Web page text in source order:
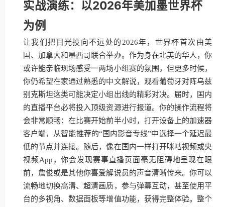
实战演练：以2026年美加墨世界杯
为例
让我们把目光投向不远处的2026年，世界杯首次由美
国、加拿大和墨西哥联合举办。作为身在北美的华人，你
或许能亲临现场感受一两场小组赛的氛围，但更多时候，
你仍希望在家通过熟悉的中文解说，观看葡萄牙对阵乌兹
别克斯坦这类可能决定小组出线的精彩对决。届时，国内
的直播平台必将投入顶级资源进行报道。你的操作流程将
会非常顺畅：在比赛开始前半小时，打开设备上的加速器
客户端，从智能推荐的“国内影音专线”中选择一个延迟最
低的节点并连接。随后，像在国内一样打开咪咕视频或央
视频App，你会发现赛事直播页面毫无阻碍地呈现在眼
前，詹俊或是其他你喜爱解说员的声音清晰传来。你可以
流畅地切换高清、超清画质，参与弹幕互动，甚至使用平
台的多视角、数据面板等增值功能，获得完整体验。整个